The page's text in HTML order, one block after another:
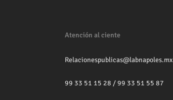
Atención al ciente
Relacionespublicas@labnapoles.mx
99 33 51 15 28 /99 33 51 55 87